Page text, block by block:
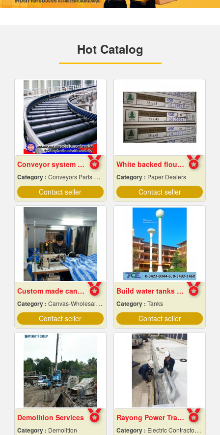
Hot Catalog
Conveyor system installation
Category : Conveyors Parts & Supplies
Contact seller
White backed flour box paper
Category : Paper Dealers
Contact seller
Custom made canvas production
Category : Canvas-Wholesale & Manufacturers
Contact seller
Build water tanks in the temple
Category : Tanks
Contact seller
Demolition Services
Category : Demolition
Rayong Power Transmission
Category : Electric Contractors-Industrial & Residential